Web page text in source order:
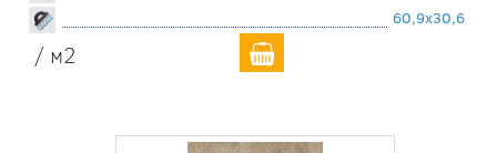
60,9x30,6
/ м2